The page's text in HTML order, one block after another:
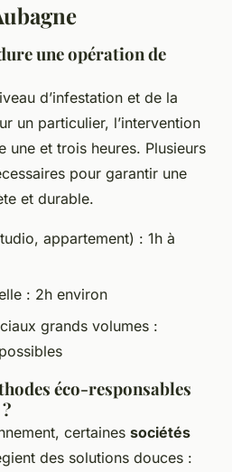
une opération de
d’infestation et de la
un particulier, l’intervention
une et trois heures. Plusieurs
pour garantir une
et durable.
appartement) : 1h à
: 2h environ
grands volumes :
éco-responsables
certaines sociétés
des solutions douces :